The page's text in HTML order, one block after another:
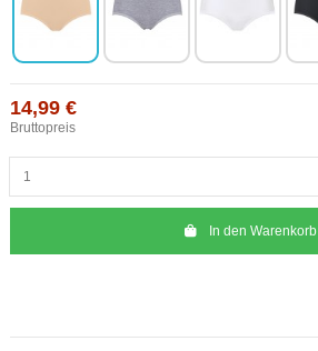
14,99 €
Bruttopreis
In den Warenkorb